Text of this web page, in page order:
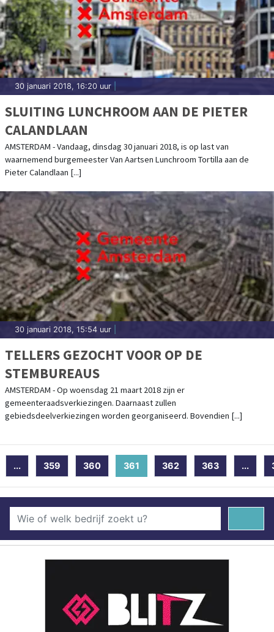
30 januari 2018, 16:20 uur
SLUITING LUNCHROOM AAN DE PIETER
CALANDLAAN
AMSTERDAM - Vandaag, dinsdag 30 januari 2018, is op last van
waarnemend burgemeester Van Aartsen Lunchroom Tortilla aan de
Pieter Calandlaan [...]
30 januari 2018, 15:54 uur
TELLERS GEZOCHT VOOR OP DE
STEMBUREAUS
AMSTERDAM - Op woensdag 21 maart 2018 zijn er
gemeenteraadsverkiezingen. Daarnaast zullen
gebiedsdeelverkiezingen worden georganiseerd. Bovendien [...]
... 359 360 361 (current)
362 363 ...